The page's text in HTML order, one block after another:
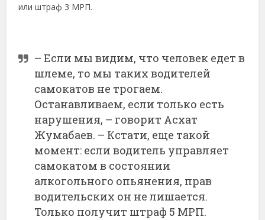
или штраф 3 МРП.
– Если мы видим, что человек едет в
шлеме, то мы таких водителей
самокатов не трогаем.
Останавливаем, если только есть
нарушения, – говорит Асхат
Жумабаев. – Кстати, еще такой
момент: если водитель управляет
самокатом в состоянии
алкогольного опьянения, прав
водительских он не лишается.
Только получит штраф 5 МРП.